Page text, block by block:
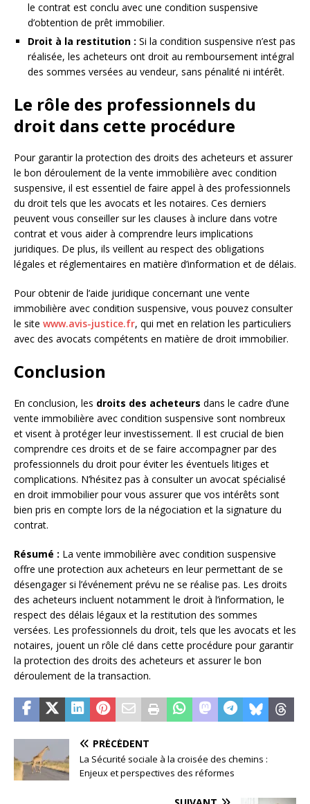
le contrat est conclu avec une condition suspensive
d’obtention de prêt immobilier.
Droit à la restitution : Si la condition suspensive n’est pas
réalisée, les acheteurs ont droit au remboursement intégral
des sommes versées au vendeur, sans pénalité ni intérêt.
Le rôle des professionnels du
droit dans cette procédure
Pour garantir la protection des droits des acheteurs et assurer
le bon déroulement de la vente immobilière avec condition
suspensive, il est essentiel de faire appel à des professionnels
du droit tels que les avocats et les notaires. Ces derniers
peuvent vous conseiller sur les clauses à inclure dans votre
contrat et vous aider à comprendre leurs implications
juridiques. De plus, ils veillent au respect des obligations
légales et réglementaires en matière d’information et de délais.
Pour obtenir de l’aide juridique concernant une vente
immobilière avec condition suspensive, vous pouvez consulter
le site www.avis-justice.fr, qui met en relation les particuliers
avec des avocats compétents en matière de droit immobilier.
Conclusion
En conclusion, les droits des acheteurs dans le cadre d’une
vente immobilière avec condition suspensive sont nombreux
et visent à protéger leur investissement. Il est crucial de bien
comprendre ces droits et de se faire accompagner par des
professionnels du droit pour éviter les éventuels litiges et
complications. N’hésitez pas à consulter un avocat spécialisé
en droit immobilier pour vous assurer que vos intérêts sont
bien pris en compte lors de la négociation et la signature du
contrat.
Résumé : La vente immobilière avec condition suspensive
offre une protection aux acheteurs en leur permettant de se
désengager si l’événement prévu ne se réalise pas. Les droits
des acheteurs incluent notamment le droit à l’information, le
respect des délais légaux et la restitution des sommes
versées. Les professionnels du droit, tels que les avocats et les
notaires, jouent un rôle clé dans cette procédure pour garantir
la protection des droits des acheteurs et assurer le bon
déroulement de la transaction.
PRÉCÉDENT
La Sécurité sociale à la croisée des chemins :
Enjeux et perspectives des réformes